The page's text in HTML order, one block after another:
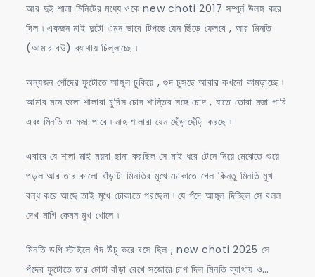
আর দুই শালা মিনিটের মধ্যে ওকে new choti 2017 সম্পুর্ন উলঙ্গ করে
দিল ৷ একজন মাই দুটো এমন ভাবে টিপছে যেন ছিঁড়ে ফেলবে , আর মিনতি
(আমার বউ) ব্যাথায় চিল্লাচ্ছে ৷
অন্যজন পোঁদের ফুটোতে আঙ্গুল ঢুকিয়ে , গুদ চুসছে আবার কখনো কামড়াচ্ছে ৷
আমার মনে হলো শালারা চুদিস চোদ শান্তির সঙ্গে চোদ , যাতে তোরা মজা পাবি
এবং মিনতি ও মজা পাবে ৷ নাহ শালারা যেন ছেঁড়াছেঁড়ি করছে ৷
এবারে যে শালা মাই ময়দা ছানা করছিল সে মাই ধরে টেনে নিয়ে মেঝেতে শুয়ে
পড়ল আর তার কালো বাঁড়াটা মিনতির মুখে ঢোকাতে গেল কিন্তু মিনতি মুখ
বন্ধ করে আছে তাই মুখে ঢোকাতে পরছেনা ৷ যে পঁদে আঙ্গুল দিচ্ছিল সে বলল
দেখ মাগি কেমন মুখ খোলে ৷
মিনতি ডগি স্টাইলে পঁদ উঁচু করে বসে ছিল , new choti 2025 সে
পঁদের ফুটোতে তার মোটা বাঁড়া রেখে সজোরে চাপ দিল মিনতি ব্যাথায় ও…